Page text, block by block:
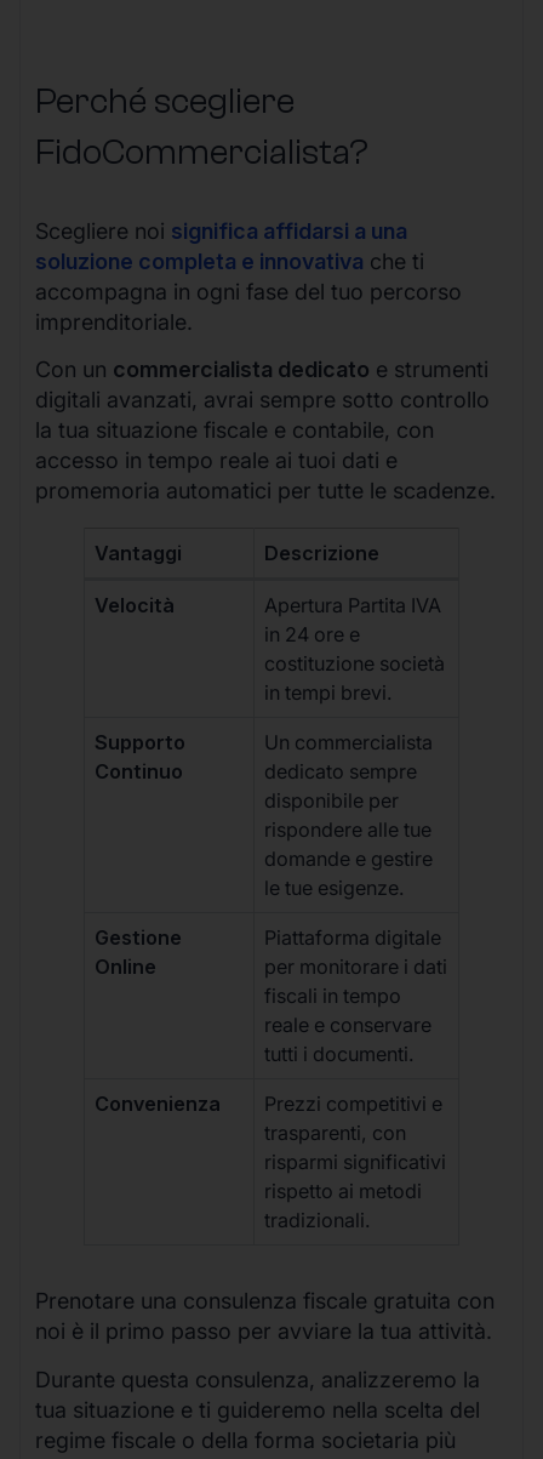
Perché scegliere
FidoCommercialista?
Scegliere noi significa affidarsi a una
soluzione completa e innovativa che ti
accompagna in ogni fase del tuo percorso
imprenditoriale.
Con un commercialista dedicato e strumenti
digitali avanzati, avrai sempre sotto controllo
la tua situazione fiscale e contabile, con
accesso in tempo reale ai tuoi dati e
promemoria automatici per tutte le scadenze.
Vantaggi Descrizione
Velocità
Apertura Partita IVA
in 24 ore e
costituzione società
in tempi brevi.
Supporto
Continuo
Un commercialista
dedicato sempre
disponibile per
rispondere alle tue
domande e gestire
le tue esigenze.
Gestione
Online
Piattaforma digitale
per monitorare i dati
fiscali in tempo
reale e conservare
tutti i documenti.
Convenienza
Prezzi competitivi e
trasparenti, con
risparmi significativi
rispetto ai metodi
tradizionali.
Prenotare una consulenza fiscale gratuita con
noi è il primo passo per avviare la tua attività.
Durante questa consulenza, analizzeremo la
tua situazione e ti guideremo nella scelta del
regime fiscale o della forma societaria più